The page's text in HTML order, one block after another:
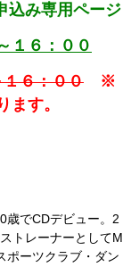
み専用ページ
１６：００
６：００ ※
ます。
歳でCDデビュー。2
トレーナーとしてM
ポーツクラブ・ダン